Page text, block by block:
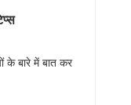
बारे में बात कर